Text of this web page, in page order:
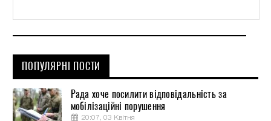
ПОПУЛЯРНІ ПОСТИ
Рада хоче посилити відповідальність за
мобілізаційні порушення
20:07, 03 Квітня